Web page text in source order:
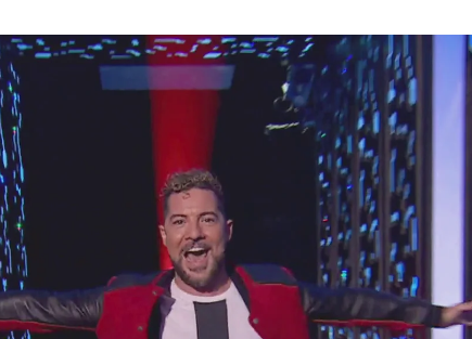
su paso por 'La Voz Kids': "Ha sido un viaje
Kids’ y anima a David Bisbal: “Entre